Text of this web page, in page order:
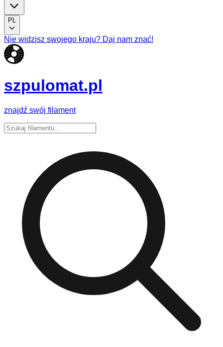
PL
Nie widzisz swojego kraju? Daj nam znać!
szpulomat.pl
znajdź swój filament